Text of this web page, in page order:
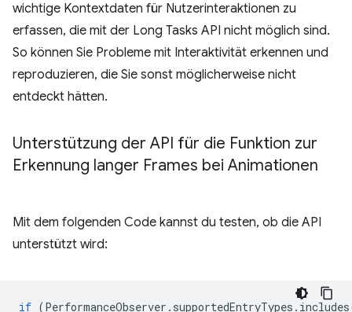
wichtige Kontextdaten für Nutzerinteraktionen zu
erfassen, die mit der Long Tasks API nicht möglich sind.
So können Sie Probleme mit Interaktivität erkennen und
reproduzieren, die Sie sonst möglicherweise nicht
entdeckt hätten.
Unterstützung der API für die Funktion zur
Erkennung langer Frames bei Animationen
Mit dem folgenden Code kannst du testen, ob die API
unterstützt wird:
if (PerformanceObserver . supportedEntryTypes . includes